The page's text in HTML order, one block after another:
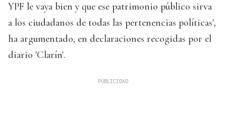
YPF le vaya bien y que ese patrimonio público sirva
a los ciudadanos de todas las pertenencias políticas',
ha argumentado, en declaraciones recogidas por el
diario 'Clarín'.